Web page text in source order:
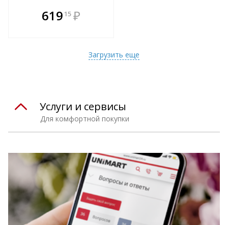
619 15 ₽
Загрузить еще
Для комфортной покупки
Услуги и сервисы